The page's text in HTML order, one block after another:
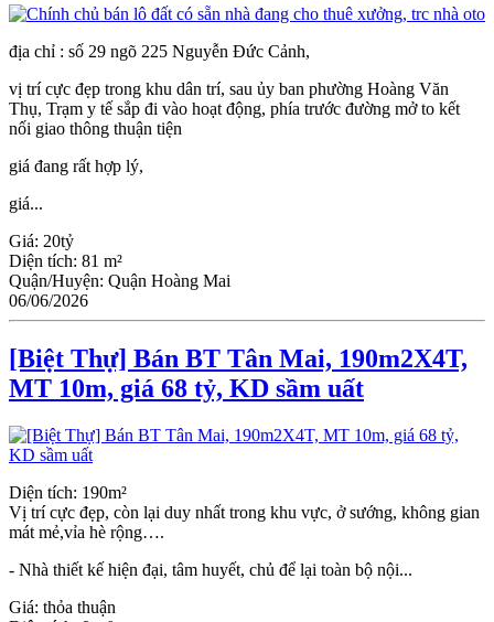
địa chỉ : số 29 ngõ 225 Nguyễn Đức Cảnh,
vị trí cực đẹp trong khu dân trí, sau ủy ban phường Hoàng Văn
Thụ, Trạm y tế sắp đi vào hoạt động, phía trước đường mở to kết
nối giao thông thuận tiện
giá đang rất hợp lý,
giá...
Giá: 20tỷ
Diện tích: 81 m²
Quận/Huyện: Quận Hoàng Mai
06/06/2026
[Biệt Thự] Bán BT Tân Mai, 190m2X4T,
MT 10m, giá 68 tỷ, KD sầm uất
Diện tích: 190m²
Vị trí cực đẹp, còn lại duy nhất trong khu vực, ở sướng, không gian
mát mẻ,vỉa hè rộng….
- Nhà thiết kế hiện đại, tâm huyết, chủ để lại toàn bộ nội...
Giá: thỏa thuận